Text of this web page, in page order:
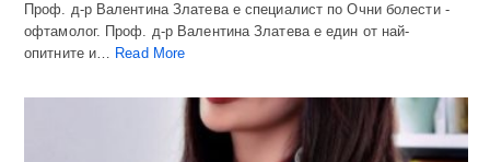
Проф. д-р Валентина Златева е специалист по Очни болести -
офтамолог. Проф. д-р Валентина Златева е един от най-
опитните и… Read More